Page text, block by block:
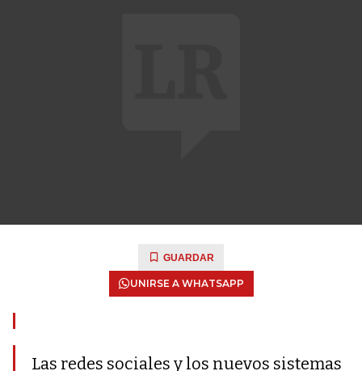
GUARDAR
UNIRSE A WHATSAPP
Las redes sociales y los nuevos sistemas